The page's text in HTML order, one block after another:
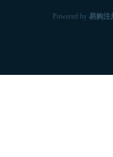
Powered by 易购注